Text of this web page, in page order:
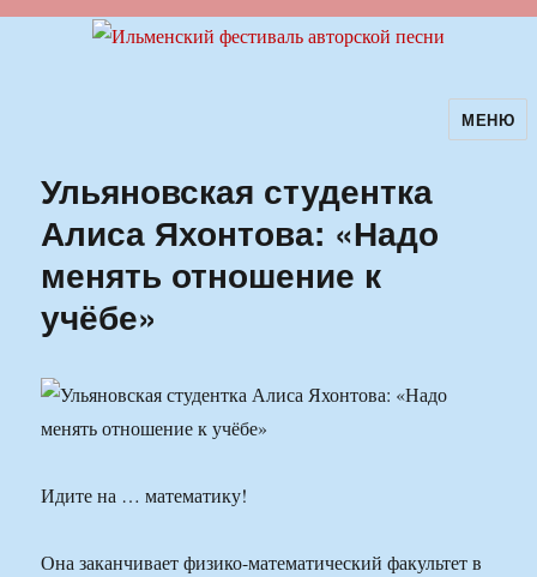
Ильменский фестиваль авторскойМЕНЮ
Ульяновская студентка
Алиса Яхонтова: «Надо
менять отношение к
учёбе»
Идите на … математику!
Она заканчивает физико-математический факультет в